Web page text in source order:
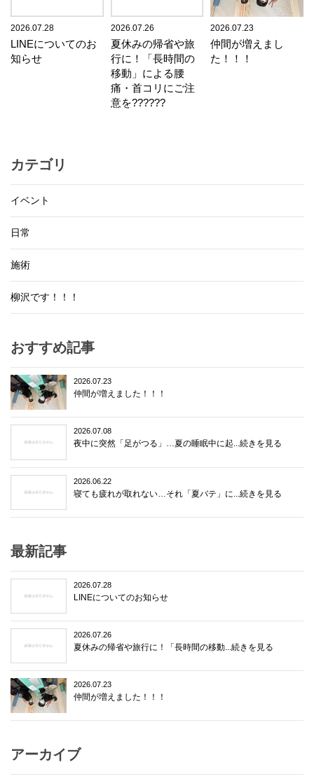
2026.07.28
LINEについてのお
知らせ
2026.07.26
夏休みの帰省や旅
行に！「長時間の
移動」による腰
痛・首コリにご注
意を??????
2026.07.23
仲間が増えまし
た！！！
カテゴリ
イベント
日常
施術
柳沢です！！！
おすすめ記事
2026.07.23
仲間が増えました！！！
2026.07.08
夜中に突然「足がつる」…夏の睡眠中に起...続きを見る
2026.06.22
寝ても疲れが取れない…それ「夏バテ」に...続きを見る
最新記事
2026.07.28
LINEについてのお知らせ
2026.07.26
夏休みの帰省や旅行に！「長時間の移動...続きを見る
2026.07.23
仲間が増えました！！！
アーカイブ